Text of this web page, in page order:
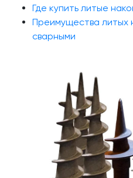
Где купить литые
Преимущества литых
сварными